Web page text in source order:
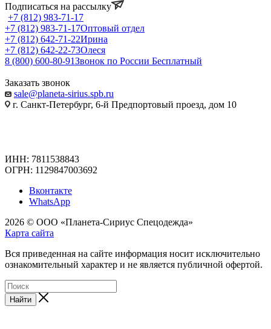
Подписаться на рассылку
+7 (812) 983-71-17
+7 (812) 983-71-17Оптовый отдел
+7 (812) 642-71-22Ирина
+7 (812) 642-22-73Олеся
8 (800) 600-80-91Звонок по России Бесплатный
Заказать звонок
sale@planeta-sirius.spb.ru
г. Санкт-Петербург, 6-й Предпортовый проезд, дом 10
ИНН: 7811538843
ОГРН: 1129847003692
Вконтакте
WhatsApp
2026 © ООО «Планета-Сириус Спецодежда»
Карта сайта
Вся приведенная на сайте информация носит исключительно
ознакомительный характер и не является публичной офертой.
Найти